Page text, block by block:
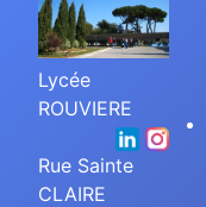
Lycée
ROUVIERE
Rue Sainte
CLAIRE